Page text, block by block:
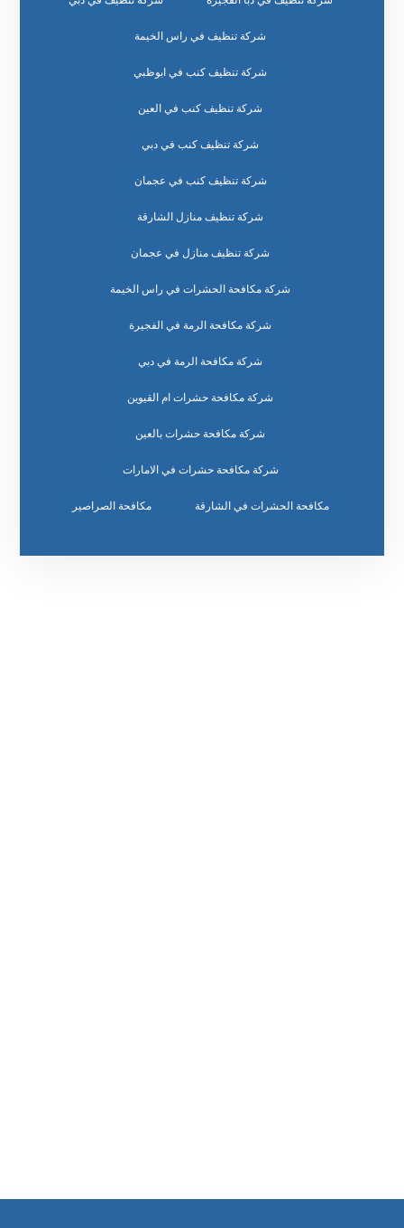
شركة تنظيف في راس الخيمة
شركة تنظيف كنب في ابوظبي
شركة تنظيف كنب في العين
شركة تنظيف كنب في دبي
شركة تنظيف كنب في عجمان
شركة تنظيف منازل الشارقة
شركة تنظيف منازل في عجمان
شركة مكافحة الحشرات في راس الخيمة
شركة مكافحة الرمة في الفجيرة
شركة مكافحة الرمة في دبي
شركة مكافحة حشرات ام القيوين
شركة مكافحة حشرات بالعين
شركة مكافحة حشرات في الامارات
مكافحة الحشرات في الشارقة مكافحة الصراصير